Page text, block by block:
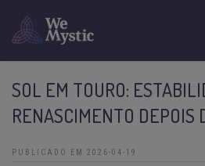
SOL EM TOURO:
RENASCIMENTO DEPOIS
PUBLICADO EM 2026-04-19